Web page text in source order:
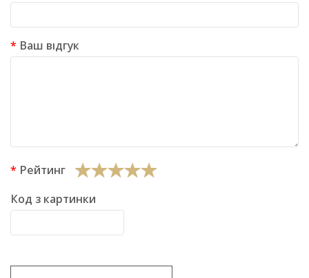
Ваш відгук
Рейтинг
Код з картинки